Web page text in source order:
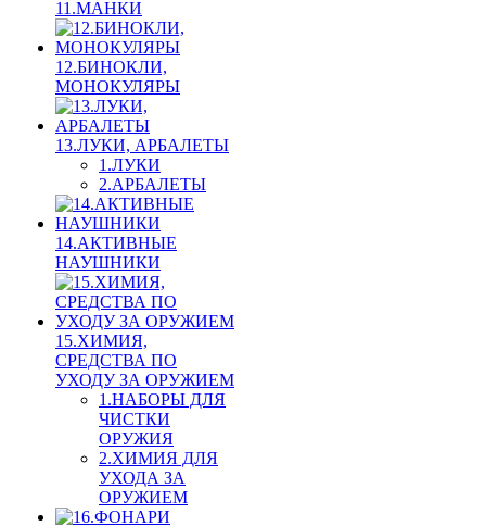
11.МАНКИ
12.БИНОКЛИ,
МОНОКУЛЯРЫ
13.ЛУКИ, АРБАЛЕТЫ
1.ЛУКИ
2.АРБАЛЕТЫ
14.АКТИВНЫЕ
НАУШНИКИ
15.ХИМИЯ,
СРЕДСТВА ПО
УХОДУ ЗА ОРУЖИЕМ
1.НАБОРЫ ДЛЯ
ЧИСТКИ
ОРУЖИЯ
2.ХИМИЯ ДЛЯ
УХОДА ЗА
ОРУЖИЕМ